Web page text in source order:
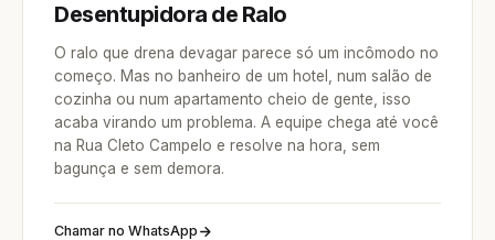
Desentupidora de Ralo
O ralo que drena devagar parece só um incômodo no
começo. Mas no banheiro de um hotel, num salão de
cozinha ou num apartamento cheio de gente, isso
acaba virando um problema. A equipe chega até você
na Rua Cleto Campelo e resolve na hora, sem
bagunça e sem demora.
Chamar no WhatsApp